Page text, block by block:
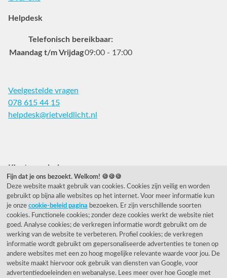
Helpdesk
Telefonisch bereikbaar:
Maandag t/m Vrijdag09:00 - 17:00
Veelgestelde vragen
078 615 44 15
helpdesk@rietveldlicht.nl
Klantwaardering
"Zeer goed" - eKomi.nl
Cijfer: 9.2 (25540 recensies)
Onze nieuwsbrief
Wil je onze nieuwsbrief ontvangen?
Fijn dat je ons bezoekt. Welkom! 🍪🍪🍪
Deze website maakt gebruik van cookies. Cookies zijn veilig en worden
gebruikt op bijna alle websites op het internet. Voor meer informatie kun
je onze cookie-beleid pagina bezoeken. Er zijn verschillende soorten
cookies. Functionele cookies; zonder deze cookies werkt de website niet
goed. Analyse cookies; de verkregen informatie wordt gebruikt om de
werking van de website te verbeteren. Profiel cookies; de verkregen
informatie wordt gebruikt om gepersonaliseerde advertenties te tonen op
andere websites met een zo hoog mogelijke relevante waarde voor jou. De
website maakt hiervoor ook gebruik van diensten van Google, voor
advertentiedoeleinden en webanalyse. Lees meer over hoe Google met